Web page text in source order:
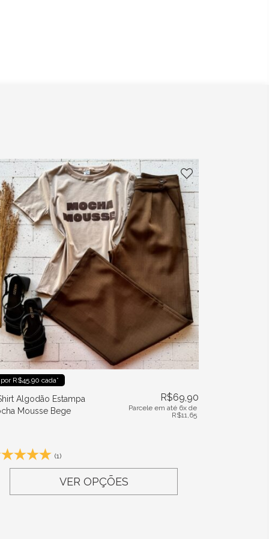
R$45.90 cada*
Algodão Estampa
Mousse Bege
R$69,90
Parcele em até 6x de
R$11,65
(1)
VER OPÇÕES